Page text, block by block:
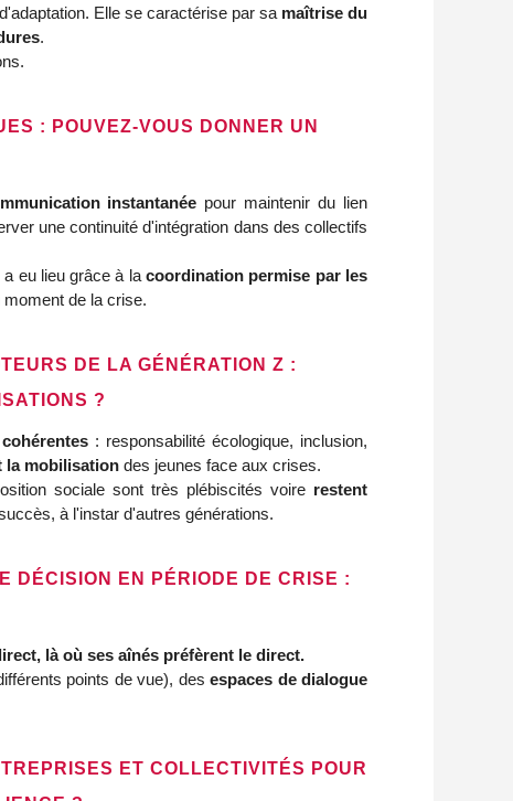
Elle se caractérise par sa maîtrise du
.
: POUVEZ-VOUS DONNER UN
instantanée pour maintenir du lien
une continuité d'intégration dans des collectifs
a eu lieu grâce à lacoordination permise par les
de la crise.
DE LA GÉNÉRATION Z :
?
: responsabilité écologique, inclusion,
la mobilisation des jeunes face aux crises.
sociale sont très plébiscités voire restent
à l'instar d'autres générations.
DÉCISION EN PÉRIODE DE CRISE :
là où ses aînés préfèrent le direct.
points de vue), desespaces de dialogue
ET COLLECTIVITÉS POUR